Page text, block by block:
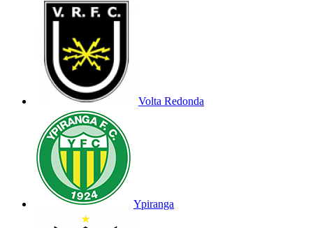
Volta Redonda
Ypiranga